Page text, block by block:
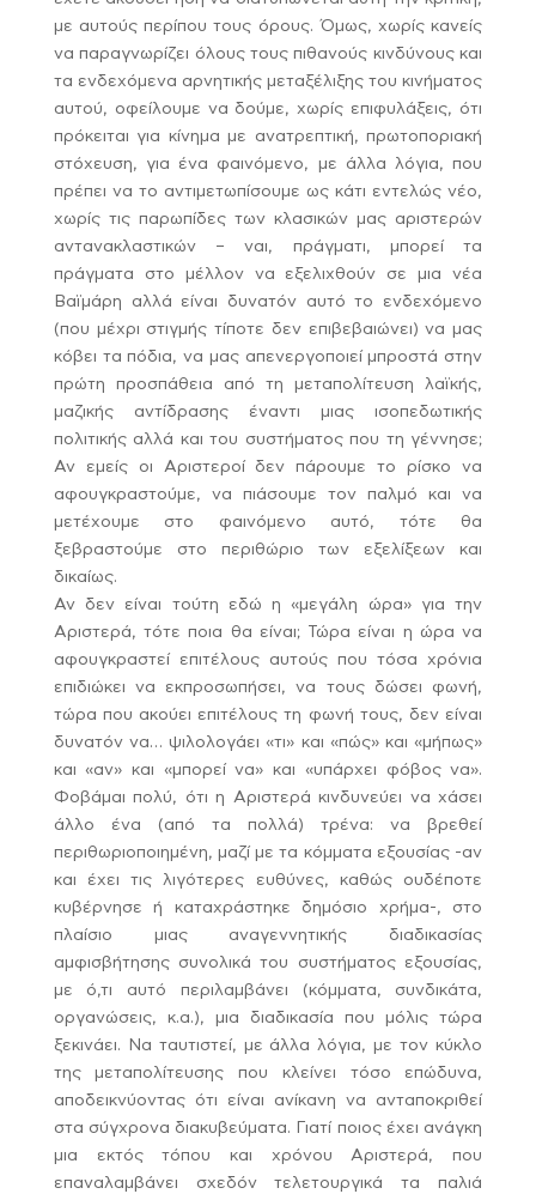
με αυτούς περίπου τους όρους. Όμως, χωρίς κανείς
να παραγνωρίζει όλους τους πιθανούς κινδύνους και
τα ενδεχόμενα αρνητικής μεταξέλιξης του κινήματος
αυτού, οφείλουμε να δούμε, χωρίς επιφυλάξεις, ότι
πρόκειται για κίνημα με ανατρεπτική, πρωτοποριακή
στόχευση, για ένα φαινόμενο, με άλλα λόγια, που
πρέπει να το αντιμετωπίσουμε ως κάτι εντελώς νέο,
χωρίς τις παρωπίδες των κλασικών μας αριστερών
αντανακλαστικών – ναι, πράγματι, μπορεί τα
πράγματα στο μέλλον να εξελιχθούν σε μια νέα
Βαϊμάρη αλλά είναι δυνατόν αυτό το ενδεχόμενο
(που μέχρι στιγμής τίποτε δεν επιβεβαιώνει) να μας
κόβει τα πόδια, να μας απενεργοποιεί μπροστά στην
πρώτη προσπάθεια από τη μεταπολίτευση λαϊκής,
μαζικής αντίδρασης έναντι μιας ισοπεδωτικής
πολιτικής αλλά και του συστήματος που τη γέννησε;
Αν εμείς οι Αριστεροί δεν πάρουμε το ρίσκο να
αφουγκραστούμε, να πιάσουμε τον παλμό και να
μετέχουμε στο φαινόμενο αυτό, τότε θα
ξεβραστούμε στο περιθώριο των εξελίξεων και
δικαίως.
Αν δεν είναι τούτη εδώ η «μεγάλη ώρα» για την
Αριστερά, τότε ποια θα είναι; Τώρα είναι η ώρα να
αφουγκραστεί επιτέλους αυτούς που τόσα χρόνια
επιδιώκει να εκπροσωπήσει, να τους δώσει φωνή,
τώρα που ακούει επιτέλους τη φωνή τους, δεν είναι
δυνατόν να… ψιλολογάει «τι» και «πώς» και «μήπως»
και «αν» και «μπορεί να» και «υπάρχει φόβος να».
Φοβάμαι πολύ, ότι η Αριστερά κινδυνεύει να χάσει
άλλο ένα (από τα πολλά) τρένα: να βρεθεί
περιθωριοποιημένη, μαζί με τα κόμματα εξουσίας -αν
και έχει τις λιγότερες ευθύνες, καθώς ουδέποτε
κυβέρνησε ή καταχράστηκε δημόσιο χρήμα-, στο
πλαίσιο μιας αναγεννητικής διαδικασίας
αμφισβήτησης συνολικά του συστήματος εξουσίας,
με ό,τι αυτό περιλαμβάνει (κόμματα, συνδικάτα,
οργανώσεις, κ.α.), μια διαδικασία που μόλις τώρα
ξεκινάει. Να ταυτιστεί, με άλλα λόγια, με τον κύκλο
της μεταπολίτευσης που κλείνει τόσο επώδυνα,
αποδεικνύοντας ότι είναι ανίκανη να ανταποκριθεί
στα σύγχρονα διακυβεύματα. Γιατί ποιος έχει ανάγκη
μια εκτός τόπου και χρόνου Αριστερά, που
επαναλαμβάνει σχεδόν τελετουργικά τα παλιά